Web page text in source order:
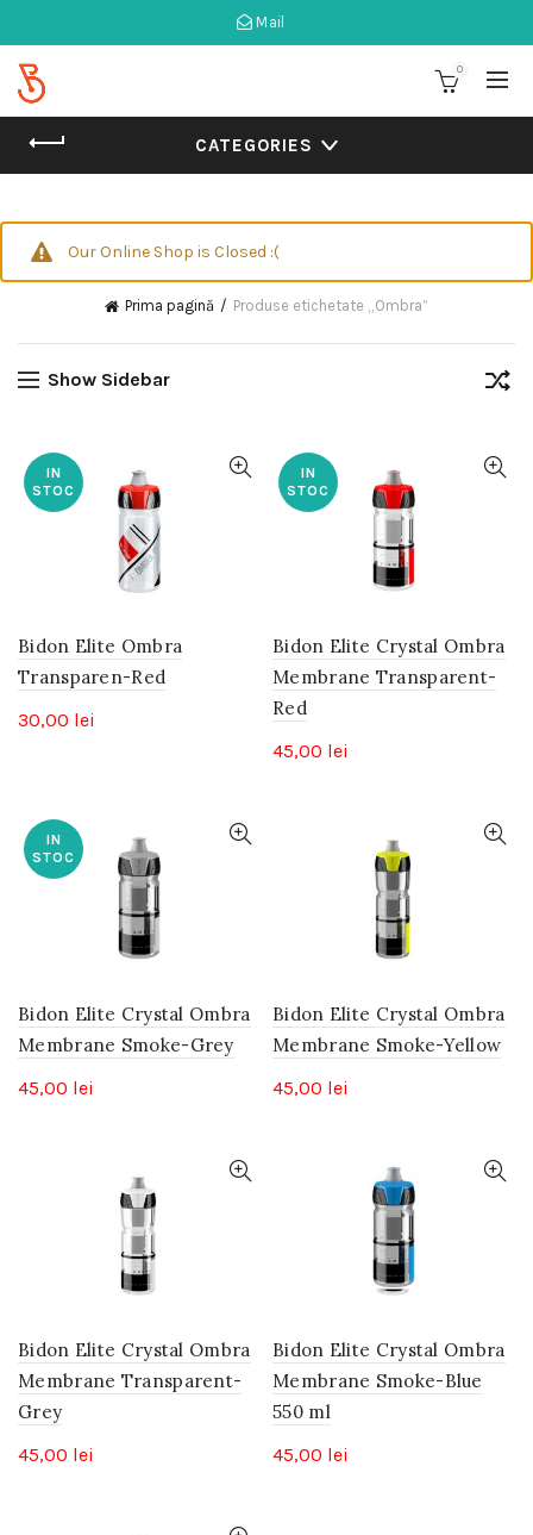
Mail
0
CATEGORIES
Our Online Shop is Closed :(
Prima pagină Produse etichetate „Ombra”
Show Sidebar
IN
STOC
Bidon Elite Ombra
Transparen-Red
30,00 lei
IN
STOC
Bidon Elite Crystal Ombra
Membrane Transparent-
Red
45,00 lei
IN
STOC
Bidon Elite Crystal Ombra
Membrane Smoke-Grey
45,00 lei
Bidon Elite Crystal Ombra
Membrane Smoke-Yellow
45,00 lei
Bidon Elite Crystal Ombra
Membrane Transparent-
Grey
45,00 lei
Bidon Elite Crystal Ombra
Membrane Smoke-Blue
550 ml
45,00 lei